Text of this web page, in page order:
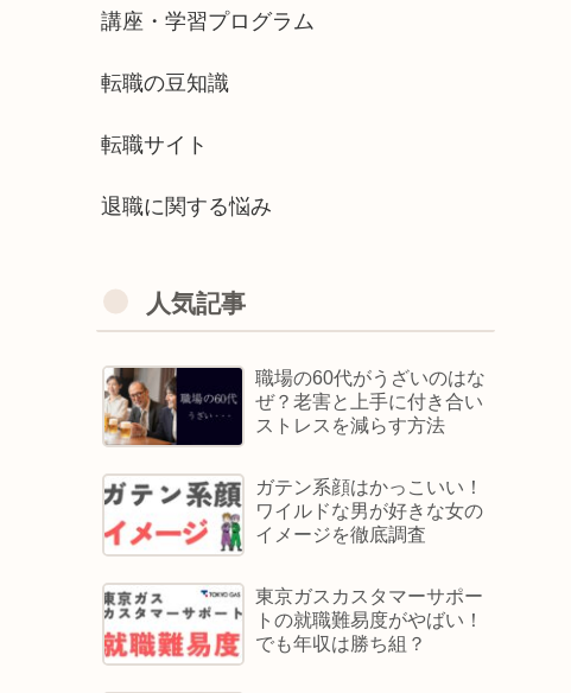
講座・学習プログラム
転職の豆知識
転職サイト
退職に関する悩み
人気記事
職場の60代がうざいのはな
ぜ？老害と上手に付き合い
ストレスを減らす方法
ガテン系顔はかっこいい！
ワイルドな男が好きな女の
イメージを徹底調査
東京ガスカスタマーサポー
トの就職難易度がやばい！
でも年収は勝ち組？